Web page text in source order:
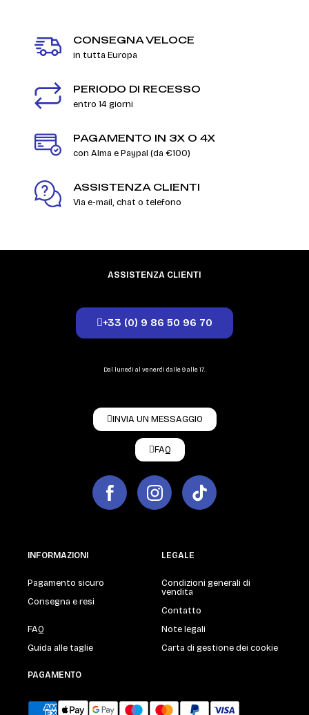
CONSEGNA VELOCE
in tutta Europa
PERIODO DI RECESSO
entro 14 giorni
PAGAMENTO IN 3X O 4X
con Alma e Paypal (da €100)
ASSISTENZA CLIENTI
Via e-mail, chat o telefono
ASSISTENZA CLIENTI
+33 (0) 9 86 50 96 70
Dal lunedì al venerdì dalle 9 alle 17.
INVIA UN MESSAGGIO
FAQ
INFORMAZIONI
Pagamento sicuro
Consegna e resi
FAQ
Guida alle taglie
LEGALE
Condizioni generali di
vendita
Contatto
Note legali
Carta di gestione dei cookie
PAGAMENTO